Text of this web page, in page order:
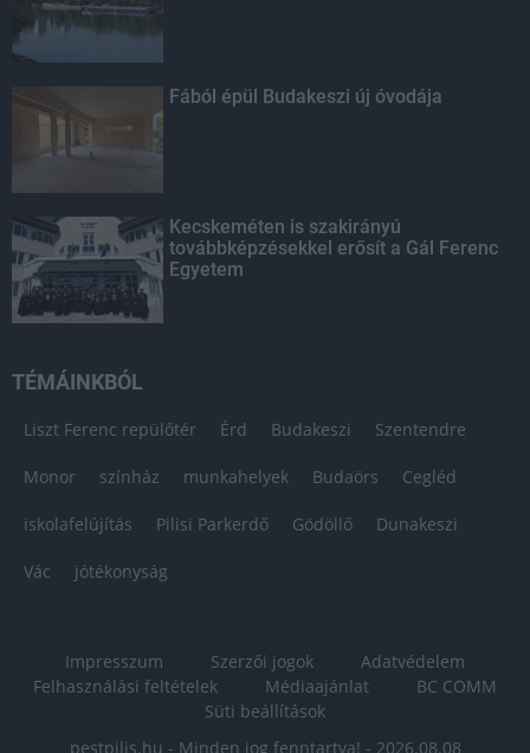
Fából épül Budakeszi új óvodája
Kecskeméten is szakirányú
továbbképzésekkel erősít a Gál Ferenc
Egyetem
TÉMÁINKBÓL
Liszt Ferenc repülőtér Érd Budakeszi Szentendre
Monor színház munkahelyek Budaörs Cegléd
iskolafelújítás Pilisi Parkerdő Gödöllő Dunakeszi
Vác jótékonyság
Impresszum Szerzői jogok
Adatvédelem
Felhasználási feltételek
Médiaajánlat
BC COMM
Süti beállítások
pestpilis.hu - Minden jog fenntartva! - 2026.08.08